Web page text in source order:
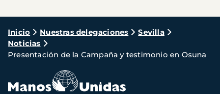
Ruta
de
navegación
Inicio Nuestras delegaciones
Sevilla
Noticias
Presentación de la Campaña y testimonio en Osuna